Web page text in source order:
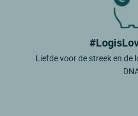
Liefde voor de streek en